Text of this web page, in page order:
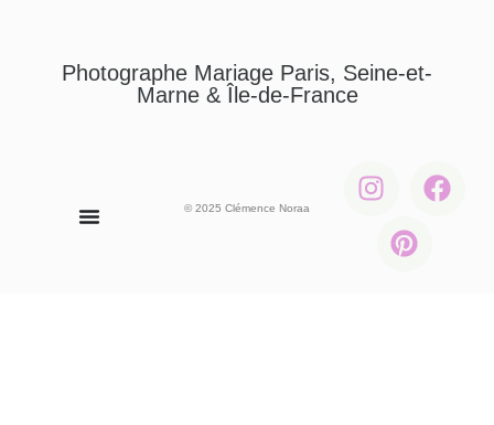
Photographe Mariage Paris, Seine-et-
Marne & Île-de-France
© 2025 Clémence Noraa